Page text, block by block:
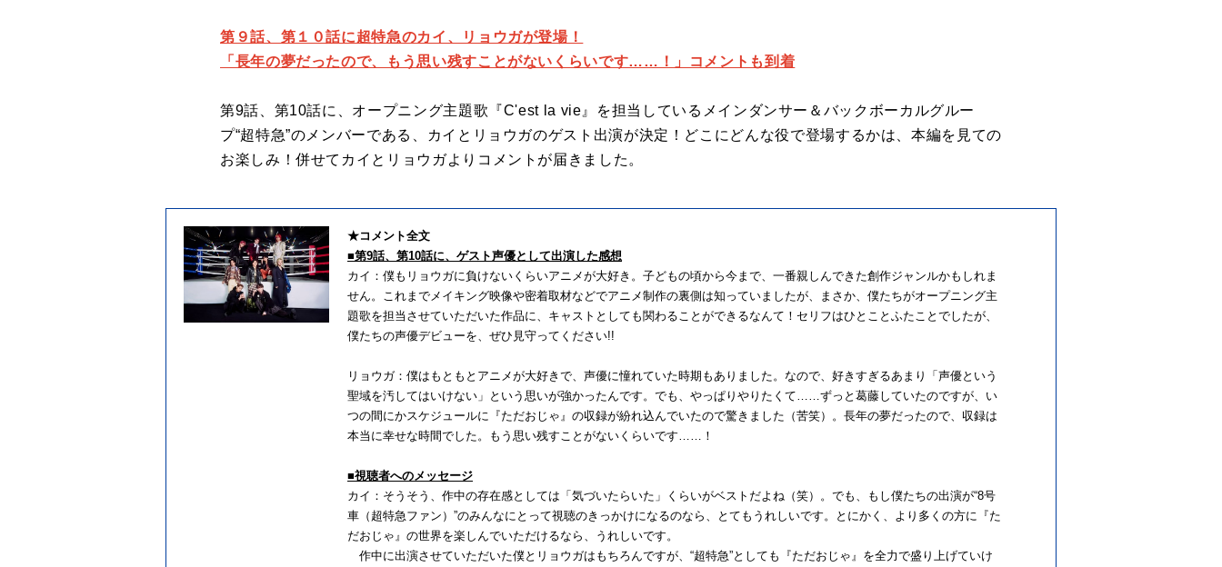
第９話、第１０話に超特急のカイ、リョウガが登場！
「長年の夢だったので、もう思い残すことがないくらいです……！」コメントも到着
第9話、第10話に、オープニング主題歌『C'est la vie』を担当しているメインダンサー＆バックボーカルグルー
プ“超特急”のメンバーである、カイとリョウガのゲスト出演が決定！どこにどんな役で登場するかは、本編を見ての
お楽しみ！併せてカイとリョウガよりコメントが届きました。
★コメント全文
■第9話、第10話に、ゲスト声優として出演した感想
カイ：僕もリョウガに負けないくらいアニメが大好き。子どもの頃から今まで、一番親しんできた創作ジャンルかもしれま
せん。これまでメイキング映像や密着取材などでアニメ制作の裏側は知っていましたが、まさか、僕たちがオープニング主
題歌を担当させていただいた作品に、キャストとしても関わることができるなんて！セリフはひとことふたことでしたが、
僕たちの声優デビューを、ぜひ見守ってください!!
リョウガ：僕はもともとアニメが大好きで、声優に憧れていた時期もありました。なので、好きすぎるあまり「声優という
聖域を汚してはいけない」という思いが強かったんです。でも、やっぱりやりたくて……ずっと葛藤していたのですが、い
つの間にかスケジュールに『ただおじゃ』の収録が紛れ込んでいたので驚きました（苦笑）。長年の夢だったので、収録は
本当に幸せな時間でした。もう思い残すことがないくらいです……！
■視聴者へのメッセージ
カイ：そうそう、作中の存在感としては「気づいたらいた」くらいがベストだよね（笑）。でも、もし僕たちの出演が“8号
車（超特急ファン）”のみんなにとって視聴のきっかけになるのなら、とてもうれしいです。とにかく、より多くの方に『た
だおじゃ』の世界を楽しんでいただけるなら、うれしいです。
作中に出演させていただいた僕とリョウガはもちろんですが、“超特急”としても『ただおじゃ』を全力で盛り上げていけ